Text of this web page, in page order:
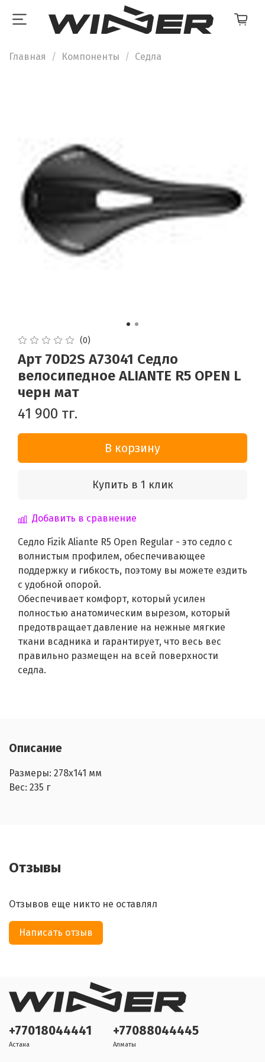
Главная Компоненты Седла
(0)
Арт 70D2S A73041 Седло
велосипедное ALIANTE R5 OPEN L
черн мат
41 900 тг.
В корзину
Купить в 1 клик
Добавить в сравнение
Седло Fizik Aliante R5 Open Regular - это седло с
волнистым профилем, обеспечивающее
поддержку и гибкость, поэтому вы можете ездить
с удобной опорой.
Обеспечивает комфорт, который усилен
полностью анатомическим вырезом, который
предотвращает давление на нежные мягкие
ткани всадника и гарантирует, что весь вес
правильно размещен на всей поверхности
седла.
Описание
Размеры: 278x141 мм
Вес: 235 г
Отзывы
Отзывов еще никто не оставлял
Написать отзыв
+77018044441
Астана
+77088044445
Алматы